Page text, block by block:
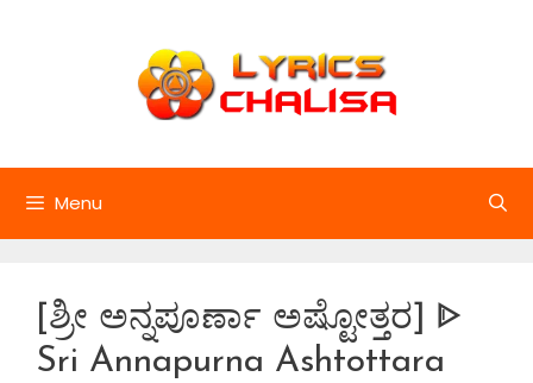
Menu
[ಶ್ರೀ ಅನ್ನಪೂರ್ಣಾ ಅಷ್ಟೋತ್ತರ] ᐈ
Sri Annapurna Ashtottara